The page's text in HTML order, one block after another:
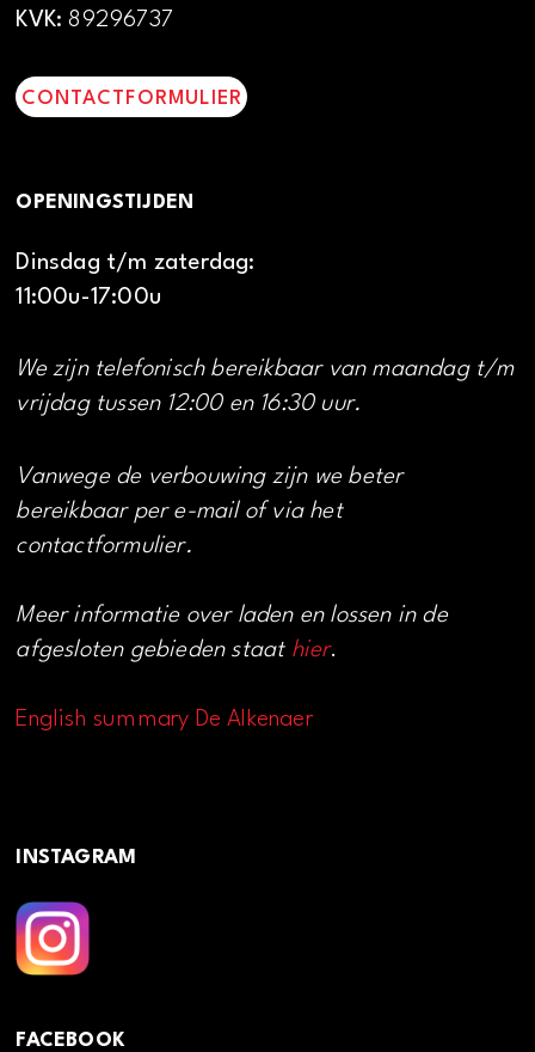
KVK: 89296737
CONTACTFORMULIER
OPENINGSTIJDEN
Dinsdag t/m zaterdag:
11:00u-17:00u
We zijn telefonisch bereikbaar van maandag t/m
vrijdag tussen 12:00 en 16:30 uur.
Vanwege de verbouwing zijn we beter
bereikbaar per e-mail of via het
contactformulier.
Meer informatie over laden en lossen in de
afgesloten gebieden staat hier.
English summary De Alkenaer
INSTAGRAM
FACEBOOK